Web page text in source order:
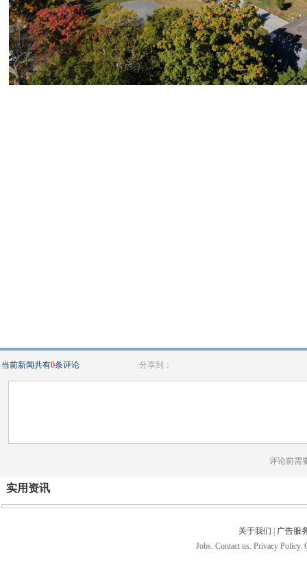
当前新闻共有0条评论 分享到：
评论前需
实用资讯
关于我们
广告服
Jobs. Contact us. Privacy